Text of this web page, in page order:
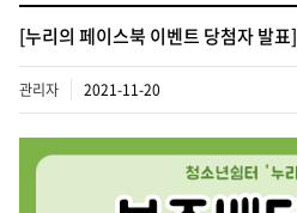
[누리의 페이스북 이벤트 당첨자 발표]
관리자 2021-11-20